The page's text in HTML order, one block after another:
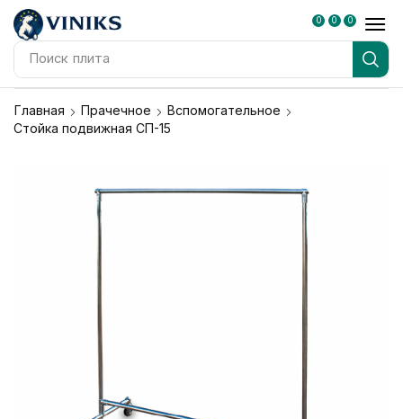
Поиск плита
0 0 0
Главная Прачечное
Вспомогательное
Стойка подвижная СП-15